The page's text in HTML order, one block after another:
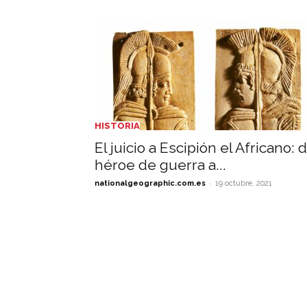
HISTORIA
El juicio a Escipión el Africano:
héroe de guerra a...
nationalgeographic.com.es - 19 octubre, 2021